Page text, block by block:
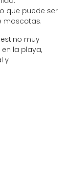
que puede ser
mascotas.
muy
la playa,
y